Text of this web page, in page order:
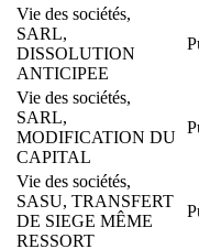
Vie des sociétés,
SARL,
DISSOLUTION
ANTICIPEE
Vie des sociétés,
SARL,
MODIFICATION DU
CAPITAL
Vie des sociétés,
SASU, TRANSFERT
DE SIEGE MÊME
RESSORT